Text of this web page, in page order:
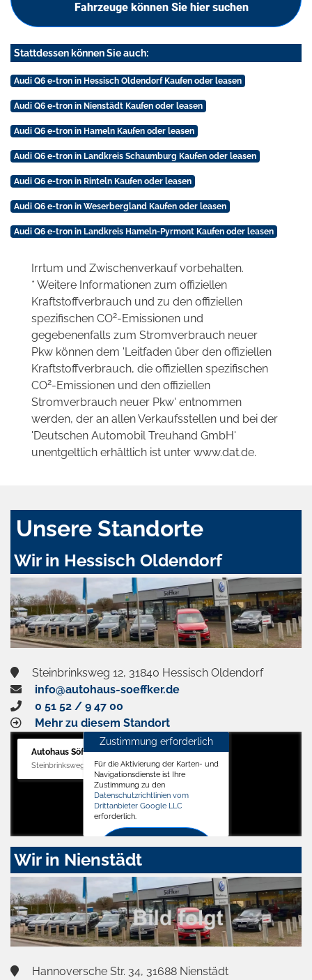
Fahrzeuge können Sie hier suchen
Stattdessen können Sie auch:
Audi Q6 e-tron in Hessisch Oldendorf Kaufen oder leasen
Audi Q6 e-tron in Nienstädt Kaufen oder leasen
Audi Q6 e-tron in Hameln Kaufen oder leasen
Audi Q6 e-tron in Landkreis Schaumburg Kaufen oder leasen
Audi Q6 e-tron in Rinteln Kaufen oder leasen
Audi Q6 e-tron in Weserbergland Kaufen oder leasen
Audi Q6 e-tron in Landkreis Hameln-Pyrmont Kaufen oder leasen
Irrtum und Zwischenverkauf vorbehalten.
* Weitere Informationen zum offiziellen
Kraftstoffverbrauch und zu den offiziellen
spezifischen CO2-Emissionen und
gegebenenfalls zum Stromverbrauch neuer
Pkw können dem 'Leitfaden über den offiziellen
Kraftstoffverbrauch, die offiziellen spezifischen
CO2-Emissionen und den offiziellen
Stromverbrauch neuer Pkw' entnommen
werden, der an allen Verkaufsstellen und bei der
'Deutschen Automobil Treuhand GmbH'
unentgeltlich erhältlich ist unter www.dat.de.
Unsere Standorte
Wir in Hessisch Oldendorf
Steinbrinksweg 12, 31840 Hessisch Oldendorf
info@autohaus-soeffker.de
0 51 52 / 9 47 00
Mehr zu diesem Standort
Autohaus Söffker GmbH
Steinbrinksweg 12, 31840 Hessisch Oldendorf
Zustimmung erforderlich
Für die Aktivierung der Karten- und
Navigationsdienste ist Ihre
Zustimmung zu den
Datenschutzrichtlinien vom
Drittanbieter Google LLC
erforderlich.
Zustimmen
aktivieren
Wir in Nienstädt
Hannoversche Str. 34, 31688 Nienstädt